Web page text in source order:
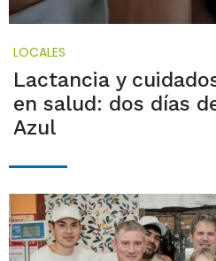
LOCALES
Lactancia y
en salud: dos días
Azul